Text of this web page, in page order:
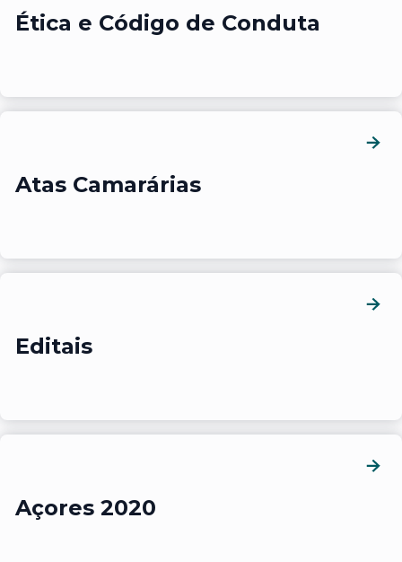
Ética e Código de Conduta
Atas Camarárias
Editais
Açores 2020